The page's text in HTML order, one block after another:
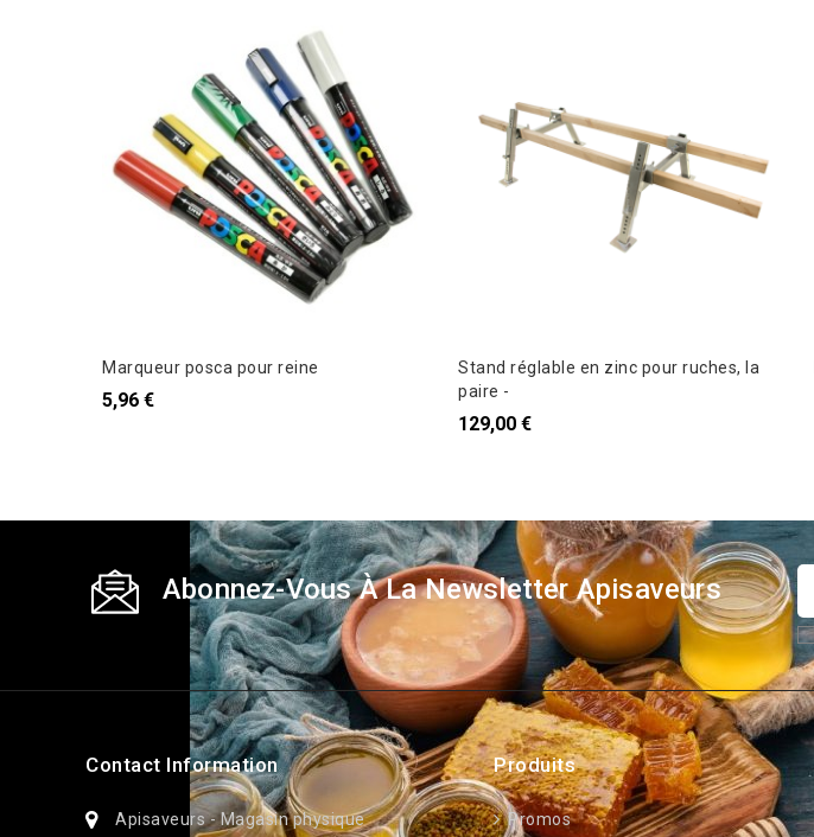
Marqueur posca pour reine
5,96 €
Stand réglable en zinc pour ruches, la
paire -
129,00 €
Abonnez-Vous À La Newsletter Apisaveurs
Contact Information
Apisaveurs - Magasin physique
Produits
Promos